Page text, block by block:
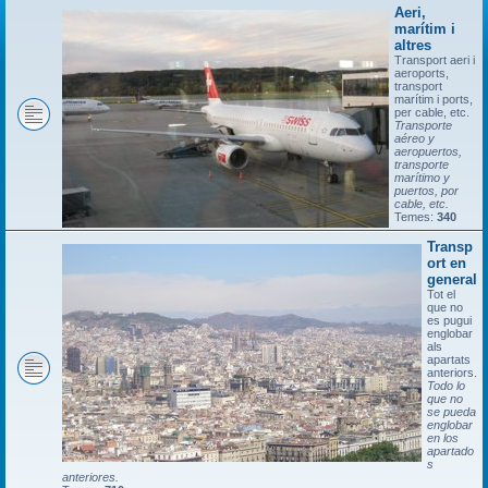
Aeri,
marítim i
altres
Transport aeri i
aeroports,
transport
marítim i ports,
per cable, etc.
Transporte
aéreo y
aeropuertos,
transporte
marítimo y
puertos, por
cable, etc.
Temes: 340
Transp
ort en
general
Tot el
que no
es pugui
englobar
als
apartats
anteriors.
Todo lo
que no
se pueda
englobar
en los
apartado
s
anteriores.